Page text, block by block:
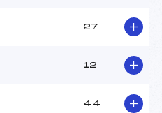
27
12
44